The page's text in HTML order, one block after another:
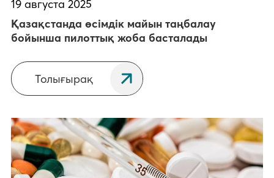
19 августа 2025
Қазақстанда өсімдік майын таңбалау
бойынша пилоттық жоба басталады
Толығырақ